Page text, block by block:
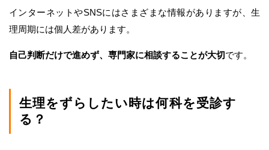
インターネットやSNSにはさまざまな情報がありますが、生
理周期には個人差があります。
自己判断だけで進めず、専門家に相談することが大切です。
生理をずらしたい時は何科を受診す
る？